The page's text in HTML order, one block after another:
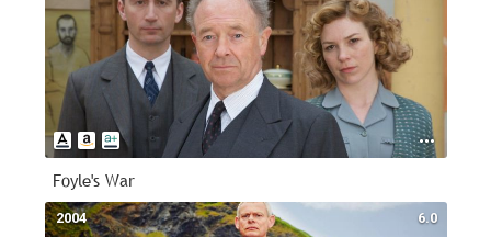
Foyle's War
6.0
2004